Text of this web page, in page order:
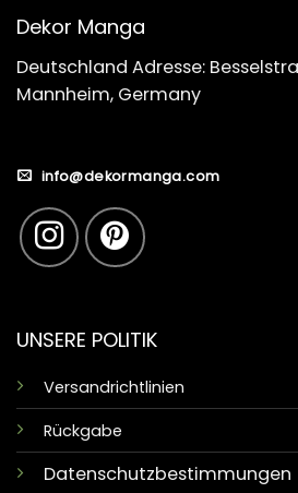
Dekor Manga
Deutschland Adresse:
Mannheim, Germany
info@dekormanga.com
UNSERE POLITIK
Versandrichtlinien
Rückgabe
Datenschutzbestimmungen